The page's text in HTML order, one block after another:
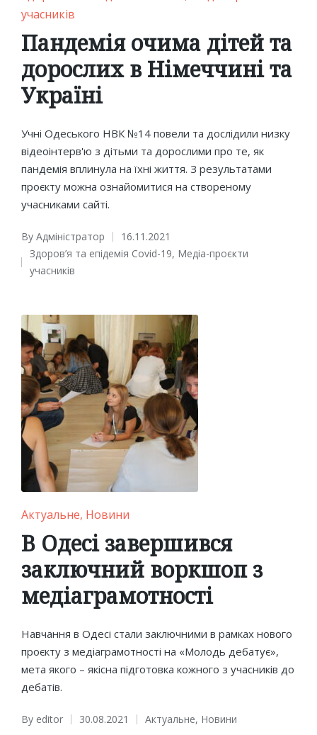
in
учасників
Пандемія очима дітей та
дорослих в Німеччині та
Україні
Учні Одеського НВК №14 повели та дослідили низку
відеоінтерв'ю з дітьми та дорослими про те, як
пандемія вплинула на їхні життя. З результатами
проєкту можна ознайомитися на створеному
учасниками сайті.
Posted
by
By Адміністратор 16.11.2021
Posted
Здоров’я та епідемія Covid-19, Медіа-проєкти
учасників
Posted
in
Актуальне Новини
В Одесі завершився
заключний воркшоп з
медіаграмотності
Навчання в Одесі стали заключними в рамках нового
проєкту з медіаграмотності на «Молодь дебатує»,
мета якого – якісна підготовка кожного з учасників до
дебатів.
Posted
By editor 30.08.2021
Posted
Актуальне, Новини